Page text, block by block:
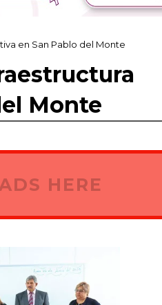
en San Pablo del Monte
Monte
HERE